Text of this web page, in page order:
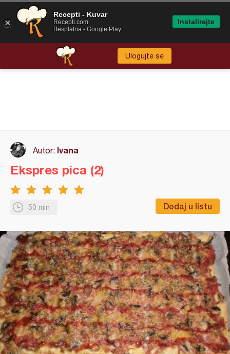
Ulogujte se
Autor: Ivana
50 min Dodaj u listu
Ekspres pica (2)
Recepti - Kuvar
Recepti.com
Besplatna - Google Play
Instalirajte